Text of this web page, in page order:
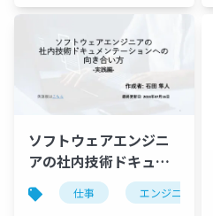
ソフトウェアエンジニ
アの社内技術ドキュメ
ンテーションへの向き
合い方 -実践編-
仕事 エンジニアリ